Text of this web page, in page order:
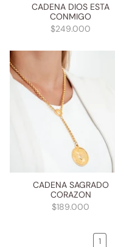
CADENA DIOS ESTA
CONMIGO
$249.000
CADENA SAGRADO
CORAZON
$189.000
1